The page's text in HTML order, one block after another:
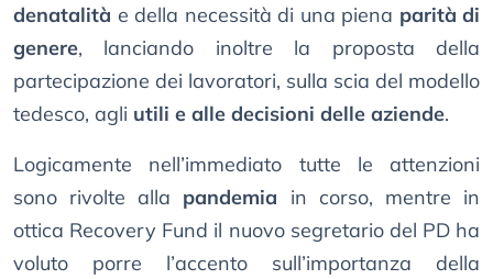
denatalità e della necessità di una piena parità di
genere, lanciando inoltre la proposta della
partecipazione dei lavoratori, sulla scia del modello
tedesco, agli utili e alle decisioni delle aziende.
Logicamente nell’immediato tutte le attenzioni
sono rivolte alla pandemia in corso, mentre in
ottica Recovery Fund il nuovo segretario del PD ha
voluto porre l’accento sull’importanza della